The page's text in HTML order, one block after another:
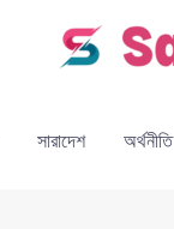
সারাদেশ অর্থনীতি